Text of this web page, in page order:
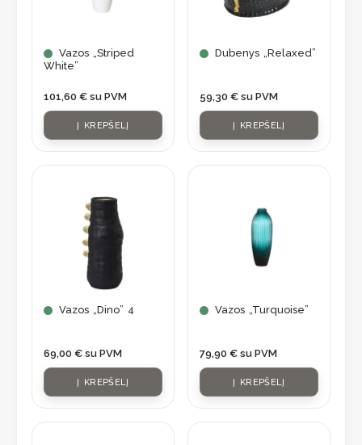
Vazos „Striped
White”
101,60 € su PVM
Į KREPŠELĮ
Dubenys „Relaxed”
59,30 € su PVM
Į KREPŠELĮ
Vazos „Dino” 4
69,00 € su PVM
Į KREPŠELĮ
Vazos „Turquoise”
79,90 € su PVM
Į KREPŠELĮ